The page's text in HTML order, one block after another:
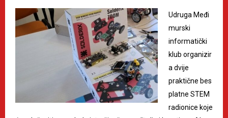
Udruga Međi
murski
informatički
klub organizir
a dvije
praktične bes
platne STEM
radionice koje